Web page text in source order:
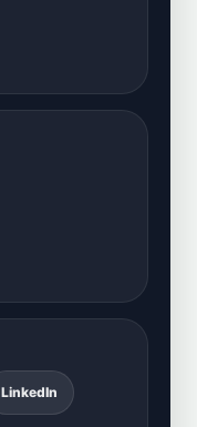
LinkedIn